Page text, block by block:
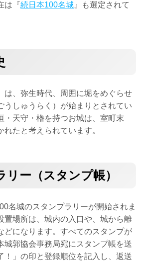
は『続日本100名城 』も選定されて
は、弥生時代、周囲に堀をめぐらせ
うしゅうらく）が始まりとされてい
・天守・櫓を持つお城は、室町末
たと考えられています。
リー（スタンプ帳）
名城のスタンプラリーが開始されま
置場所は、城内の入口や、城から離
どになります。すべてのスタンプが
城郭協会事務局宛にスタンプ帳を送
！」の印と登録順位を記入し、返送